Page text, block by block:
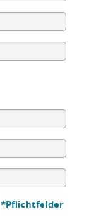
*Pflichtfelder